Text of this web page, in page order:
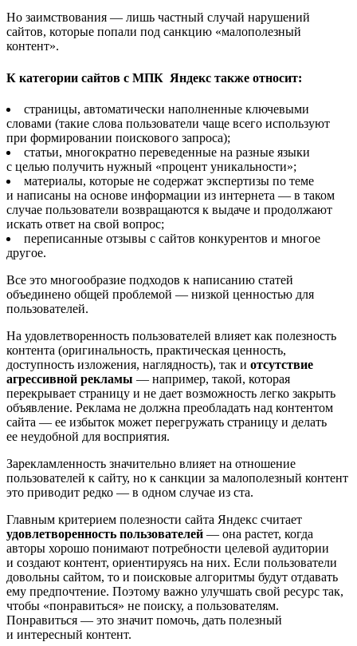
Но заимствования — лишь частный случай нарушений
сайтов, которые попали под санкцию «малополезный
контент».
К категории сайтов с МПК Яндекс также относит:
страницы, автоматически наполненные ключевыми
словами (такие слова пользователи чаще всего используют
при формировании поискового запроса);
статьи, многократно переведенные на разные языки
с целью получить нужный «процент уникальности»;
материалы, которые не содержат экспертизы по теме
и написаны на основе информации из интернета — в таком
случае пользователи возвращаются к выдаче и продолжают
искать ответ на свой вопрос;
переписанные отзывы с сайтов конкурентов и многое
другое.
Все это многообразие подходов к написанию статей
объединено общей проблемой — низкой ценностью для
пользователей.
На удовлетворенность пользователей влияет как полезность
контента (оригинальность, практическая ценность,
доступность изложения, наглядность), так и отсутствие
агрессивной рекламы — например, такой, которая
перекрывает страницу и не дает возможность легко закрыть
объявление. Реклама не должна преобладать над контентом
сайта — ее избыток может перегружать страницу и делать
ее неудобной для восприятия.
Зарекламленность значительно влияет на отношение
пользователей к сайту, но к санкции за малополезный контент
это приводит редко — в одном случае из ста.
Главным критерием полезности сайта Яндекс считает
удовлетворенность пользователей — она растет, когда
авторы хорошо понимают потребности целевой аудитории
и создают контент, ориентируясь на них. Если пользователи
довольны сайтом, то и поисковые алгоритмы будут отдавать
ему предпочтение. Поэтому важно улучшать свой ресурс так,
чтобы «понравиться» не поиску, а пользователям.
Понравиться — это значит помочь, дать полезный
и интересный контент.